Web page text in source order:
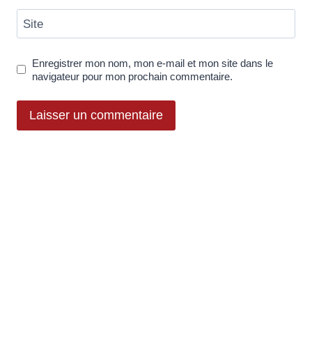
Site
Enregistrer mon nom, mon e-mail et mon site dans le
navigateur pour mon prochain commentaire.